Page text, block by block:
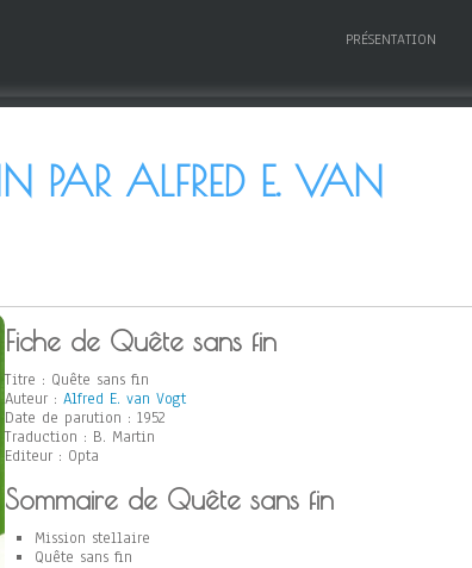
PRÉSENTATION
PAR ALFRED E. VAN
Fiche de Quête sans fin
Titre : Quête sans fin
Auteur : Alfred E. van Vogt
Date de parution : 1952
Traduction : B. Martin
Editeur : Opta
Sommaire de Quête sans fin
Mission stellaire
Quête sans fin